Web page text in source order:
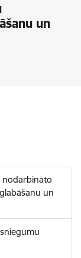
un
nodarbināto
un